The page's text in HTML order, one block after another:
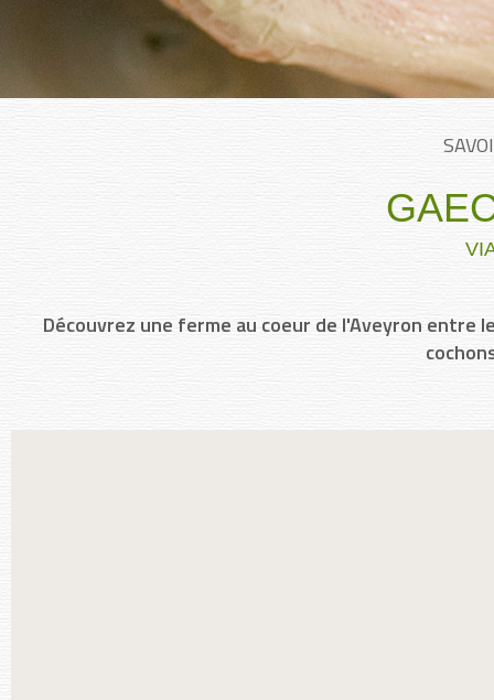
Découvrez une ferme au coeur de l'Aveyron entre